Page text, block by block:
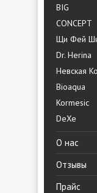
BIG
CONCEPT
Щи Фей
Dr. Herina
Невская
Bioaqua
Kormesic
DeXe
О нас
Отзывы
Прайс